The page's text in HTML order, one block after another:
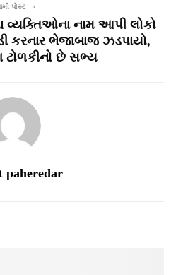
પોસ્ટ
નામ આપી લોકો
કરનાર ભેજાબાજ ઝડપાયો,
ટોળકીનો છે સભ્ય
paheredar